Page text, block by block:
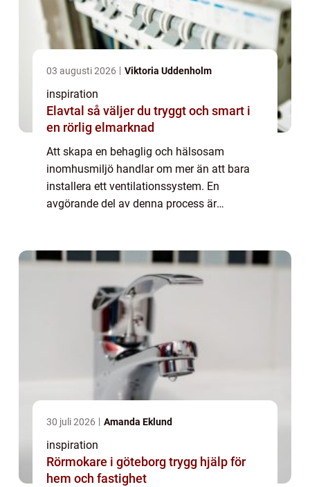
03 augusti 2026 Viktoria Uddenholm
inspiration
Elavtal så väljer du tryggt och smart i
en rörlig elmarknad
Att skapa en behaglig och hälsosam
inomhusmiljö handlar om mer än att bara
installera ett ventilationssystem. En
avgörande del av denna process är
30 juli 2026 Amanda Eklund
inspiration
Rörmokare i göteborg trygg hjälp för
hem och fastighet